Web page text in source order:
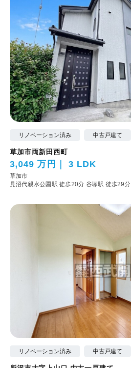
リノベーション済み 中古戸建て
草加市両新田西町
3,049 万円 3 LDK
草加市
見沼代親水公園駅 徒歩20分 谷塚駅 徒歩29分
リノベーション済み 中古戸建て